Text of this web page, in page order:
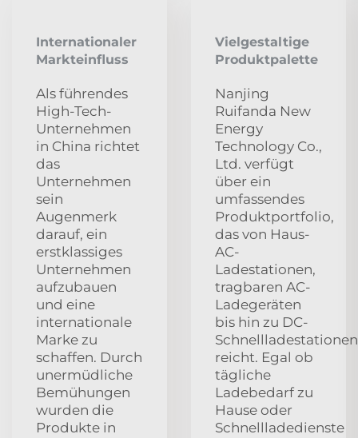
Internationaler
Markteinfluss
Als führendes
High-Tech-
Unternehmen
in China richtet
das
Unternehmen
sein
Augenmerk
darauf, ein
erstklassiges
Unternehmen
aufzubauen
und eine
internationale
Marke zu
schaffen. Durch
unermüdliche
Bemühungen
wurden die
Produkte in
Vielgestaltige
Produktpalette
Nanjing
Ruifanda New
Energy
Technology Co.,
Ltd. verfügt
über ein
umfassendes
Produktportfolio,
das von Haus-
AC-
Ladestationen,
tragbaren AC-
Ladegeräten
bis hin zu DC-
Schnellladestationen
reicht. Egal ob
tägliche
Ladebedarf zu
Hause oder
Schnellladedienste